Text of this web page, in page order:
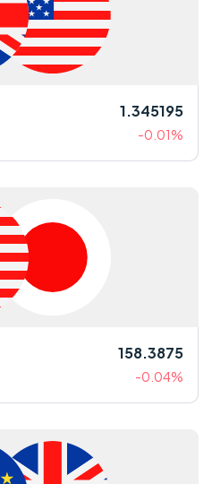
1.345195
-0.01%
158.3875
-0.04%